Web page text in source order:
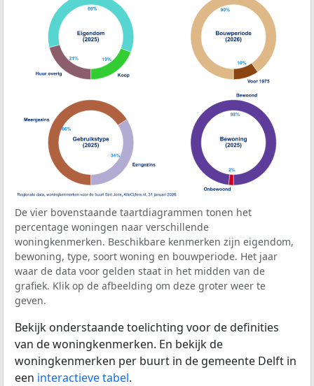
De vier bovenstaande taartdiagrammen tonen het
percentage woningen naar verschillende
woningkenmerken. Beschikbare kenmerken zijn eigendom,
bewoning, type, soort woning en bouwperiode. Het jaar
waar de data voor gelden staat in het midden van de
grafiek. Klik op de afbeelding om deze groter weer te
geven.
Bekijk onderstaande toelichting voor de definities
van de woningkenmerken. En bekijk de
woningkenmerken per buurt in de gemeente Delft in
een interactieve tabel.